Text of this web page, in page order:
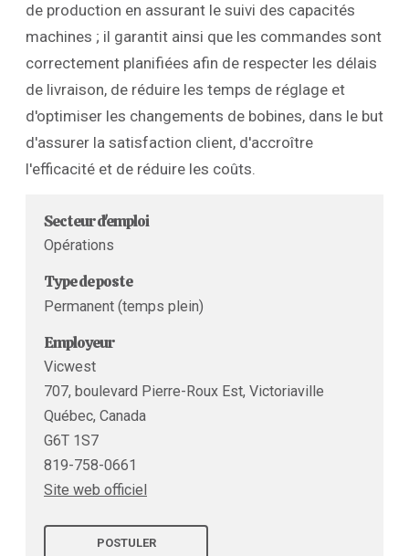
de production en assurant le suivi des capacités
machines ; il garantit ainsi que les commandes sont
correctement planifiées afin de respecter les délais
de livraison, de réduire les temps de réglage et
d'optimiser les changements de bobines, dans le but
d'assurer la satisfaction client, d'accroître
l'efficacité et de réduire les coûts.
Secteur d'emploi
Opérations
Type de poste
Permanent (temps plein)
Employeur
Vicwest
707, boulevard Pierre-Roux Est, Victoriaville
Québec, Canada
G6T 1S7
819-758-0661
Site web officiel
POSTULER